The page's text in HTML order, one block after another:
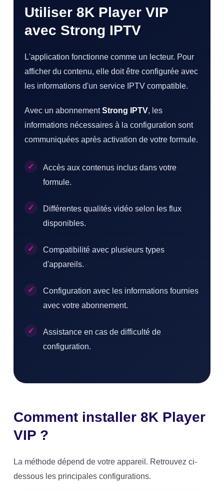
Utiliser 8K Player VIP
avec Strong IPTV
L'application fonctionne comme un lecteur. Pour
afficher du contenu, elle doit être configurée avec
les informations d'un service IPTV compatible.
Avec un abonnementStrong IPTV, les
informations nécessaires à la configuration sont
communiquées après activation de votre formule.
Accès aux contenus inclus dans votre
formule.
Différentes qualités vidéo selon les flux
disponibles.
Compatibilité avec plusieurs types
d'appareils.
Configuration avec les informations fournies
avec votre abonnement.
Assistance en cas de difficulté de
configuration.
Comment installer 8K Player
VIP ?
La méthode dépend de votre appareil. Retrouvez ci-
dessous les principales configurations.